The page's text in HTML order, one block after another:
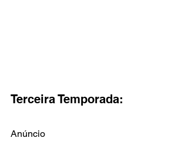
Terceira Temporada:
Anúncio